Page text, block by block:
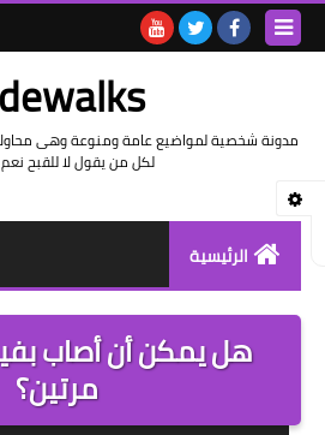
مدونة شخصية لمواضيع عامة ومنوعة وهى
لكل من يقول لا للقبح
الرئيسية
توثيق
بيانات
تقارير
هل يمكن أن أصاب
مرتين؟